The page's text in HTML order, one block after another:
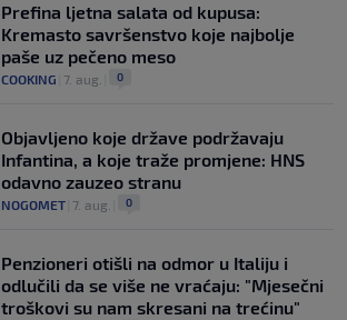
Prefina ljetna salata od kupusa:
Kremasto savršenstvo koje najbolje
paše uz pečeno meso
COOKING 7. aug. 0
Objavljeno koje države podržavaju
Infantina, a koje traže promjene: HNS
odavno zauzeo stranu
NOGOMET 7. aug. 0
Penzioneri otišli na odmor u Italiju i
odlučili da se više ne vraćaju: "Mjesečni
troškovi su nam skresani na trećinu"